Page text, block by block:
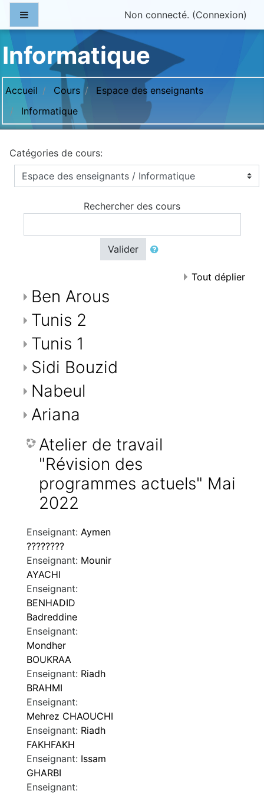
Passer au contenu principal
Non connecté. (Connexion)
Informatique
Accueil Cours
Espace des enseignants
Informatique
Catégories de cours:
Rechercher des cours
Valider
Tout déplier
Ben Arous
Tunis 2
Tunis 1
Sidi Bouzid
Nabeul
Ariana
Atelier de travail
"Révision des
programmes actuels" Mai
2022
Enseignant: Aymen
????????
Enseignant: Mounir
AYACHI
Enseignant:
BENHADID
Badreddine
Enseignant:
Mondher
BOUKRAA
Enseignant: Riadh
BRAHMI
Enseignant:
Mehrez CHAOUCHI
Enseignant: Riadh
FAKHFAKH
Enseignant: Issam
GHARBI
Enseignant: